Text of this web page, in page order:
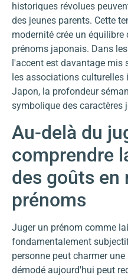
historiques révolues
des jeunes parents. Cette
modernité crée un
prénoms japonais. Dans
l'accent est davantage mis
les associations
Japon, la profondeur
symbolique des caractères
Au-delà du
comprendre
des goûts en
prénoms
Juger un prénom comme
fondamentalement
personne peut charmer
démodé aujourd'hui peut